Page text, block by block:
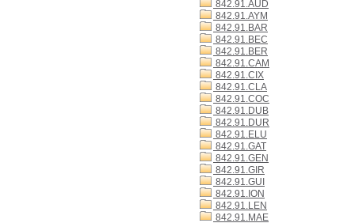
842.91.AUD
842.91.AYM
842.91.BAR
842.91.BEC
842.91.BER
842.91.CAM
842.91.CIX
842.91.CLA
842.91.COC
842.91.DUB
842.91.DUR
842.91.ELU
842.91.GAT
842.91.GEN
842.91.GIR
842.91.GUI
842.91.ION
842.91.LEN
842.91.MAE